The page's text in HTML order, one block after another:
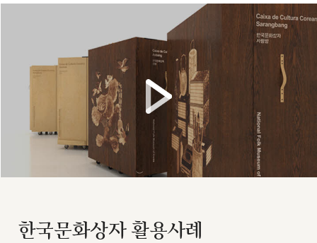
한국문화상자 활용사례